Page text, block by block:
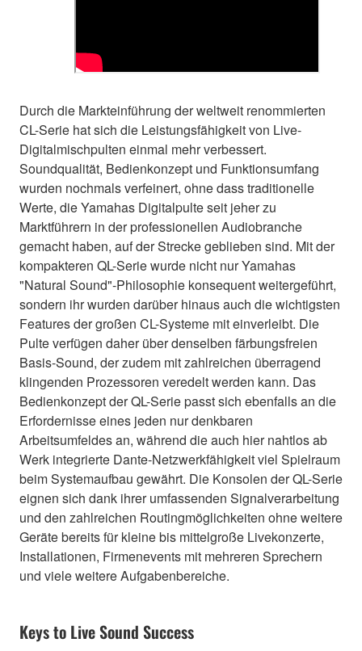
Durch die Markteinführung der weltweit renommierten
CL-Serie hat sich die Leistungsfähigkeit von Live-
Digitalmischpulten einmal mehr verbessert.
Soundqualität, Bedienkonzept und Funktionsumfang
wurden nochmals verfeinert, ohne dass traditionelle
Werte, die Yamahas Digitalpulte seit jeher zu
Marktführern in der professionellen Audiobranche
gemacht haben, auf der Strecke geblieben sind. Mit der
kompakteren QL-Serie wurde nicht nur Yamahas
"Natural Sound"-Philosophie konsequent weitergeführt,
sondern ihr wurden darüber hinaus auch die wichtigsten
Features der großen CL-Systeme mit einverleibt. Die
Pulte verfügen daher über denselben färbungsfreien
Basis-Sound, der zudem mit zahlreichen überragend
klingenden Prozessoren veredelt werden kann. Das
Bedienkonzept der QL-Serie passt sich ebenfalls an die
Erfordernisse eines jeden nur denkbaren
Arbeitsumfeldes an, während die auch hier nahtlos ab
Werk integrierte Dante-Netzwerkfähigkeit viel Spielraum
beim Systemaufbau gewährt. Die Konsolen der QL-Serie
eignen sich dank ihrer umfassenden Signalverarbeitung
und den zahlreichen Routingmöglichkeiten ohne weitere
Geräte bereits für kleine bis mittelgroße Livekonzerte,
Installationen, Firmenevents mit mehreren Sprechern
und viele weitere Aufgabenbereiche.
Keys to Live Sound Success